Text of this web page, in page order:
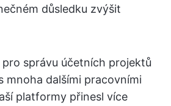
důsledku zvýšit
správu účetních projektů
mnoha dalšími pracovními
platformy přinesl více